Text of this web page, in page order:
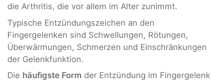
die Arthritis, die vor allem im Alter zunimmt.
Typische Entzündungszeichen an den
Fingergelenken sind Schwellungen, Rötungen,
Überwärmungen, Schmerzen und Einschränkungen
der Gelenkfunktion.
Die häufigste Form der Entzündung im Fingergelenk